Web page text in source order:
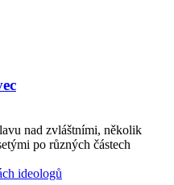
nad zvláštními, několik
po různých částech